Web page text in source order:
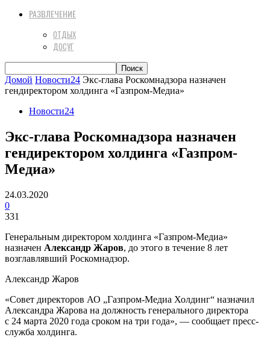
РАЗВЛЕЧЕНИЕ
ОТДЫХ
ДОСУГ
Домой Новости24 Экс-глава Роскомнадзора назначен
гендиректором холдинга «Газпром-Медиа»
Новости24
Экс-глава Роскомнадзора назначен
гендиректором холдинга «Газпром-
Медиа»
24.03.2020
0
331
Генеральным директором холдинга «Газпром-Медиа»
назначен Александр Жаров, до этого в течение 8 лет
возглавлявший Роскомнадзор.
Александр Жаров
«Совет директоров АО „Газпром-Медиа Холдинг“ назначил
Александра Жарова на должность генерального директора
с 24 марта 2020 года сроком на три года», — сообщает пресс-
служба холдинга.